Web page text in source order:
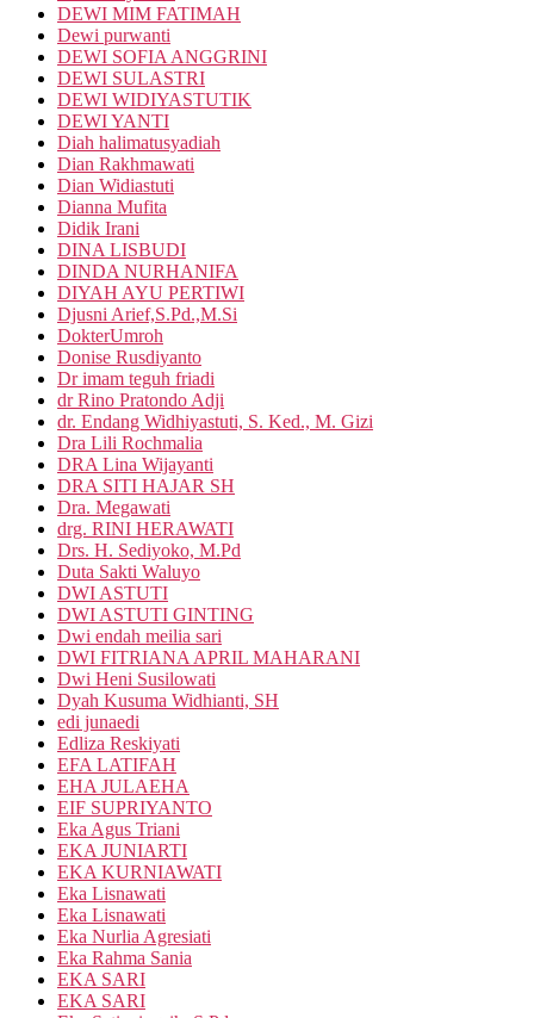
DEWI MIM FATIMAH
Dewi purwanti
DEWI SOFIA ANGGRINI
DEWI SULASTRI
DEWI WIDIYASTUTIK
DEWI YANTI
Diah halimatusyadiah
Dian Rakhmawati
Dian Widiastuti
Dianna Mufita
Didik Irani
DINA LISBUDI
DINDA NURHANIFA
DIYAH AYU PERTIWI
Djusni Arief,S.Pd.,M.Si
DokterUmroh
Donise Rusdiyanto
Dr imam teguh friadi
dr Rino Pratondo Adji
dr. Endang Widhiyastuti, S. Ked., M. Gizi
Dra Lili Rochmalia
DRA Lina Wijayanti
DRA SITI HAJAR SH
Dra. Megawati
drg. RINI HERAWATI
Drs. H. Sediyoko, M.Pd
Duta Sakti Waluyo
DWI ASTUTI
DWI ASTUTI GINTING
Dwi endah meilia sari
DWI FITRIANA APRIL MAHARANI
Dwi Heni Susilowati
Dyah Kusuma Widhianti, SH
edi junaedi
Edliza Reskiyati
EFA LATIFAH
EHA JULAEHA
EIF SUPRIYANTO
Eka Agus Triani
EKA JUNIARTI
EKA KURNIAWATI
Eka Lisnawati
Eka Lisnawati
Eka Nurlia Agresiati
Eka Rahma Sania
EKA SARI
EKA SARI